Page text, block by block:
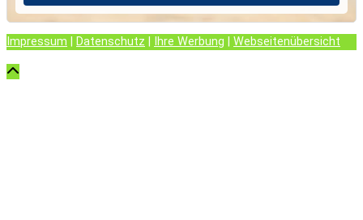
Impressum Datenschutz Ihre Werbung Webseitenübersicht